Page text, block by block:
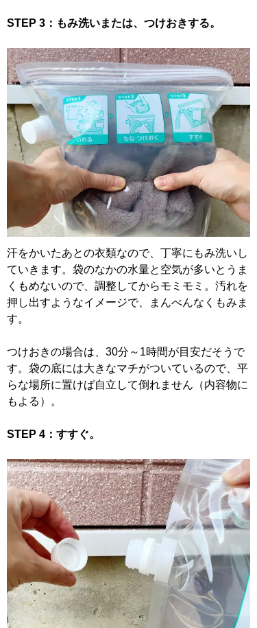
STEP 3：もみ洗いまたは、つけおきする。
汗をかいたあとの衣類なので、丁寧にもみ洗いし
ていきます。袋のなかの水量と空気が多いとうま
くもめないので、調整してからモミモミ。汚れを
押し出すようなイメージで、まんべんなくもみま
す。
つけおきの場合は、30分～1時間が目安だそうで
す。袋の底には大きなマチがついているので、平
らな場所に置けば自立して倒れません（内容物に
もよる）。
STEP 4：すすぐ。